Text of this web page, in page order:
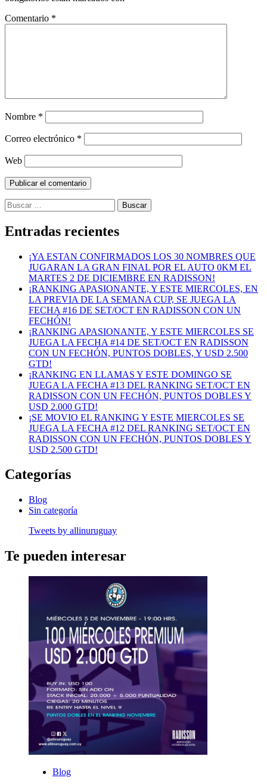
Comentario *
Nombre *
Correo electrónico *
Web
Buscar:
Entradas recientes
¡YA ESTAN CONFIRMADOS LOS 30 NOMBRES QUE
JUGARAN LA GRAN FINAL POR EL AUTO 0KM EL
MARTES 2 DE DICIEMBRE EN RADISSON!
¡RANKING APASIONANTE, Y ESTE MIERCOLES, EN
LA PREVIA DE LA SEMANA CUP, SE JUEGA LA
FECHA #16 DE SET/OCT EN RADISSON CON UN
FECHÓN!
¡RANKING APASIONANTE, Y ESTE MIERCOLES SE
JUEGA LA FECHA #14 DE SET/OCT EN RADISSON
CON UN FECHÓN, PUNTOS DOBLES, Y USD 2.500
GTD!
¡RANKING EN LLAMAS Y ESTE DOMINGO SE
JUEGA LA FECHA #13 DEL RANKING SET/OCT EN
RADISSON CON UN FECHÓN, PUNTOS DOBLES Y
USD 2.000 GTD!
¡SE MOVIO EL RANKING Y ESTE MIERCOLES SE
JUEGA LA FECHA #12 DEL RANKING SET/OCT EN
RADISSON CON UN FECHÓN, PUNTOS DOBLES Y
USD 2.500 GTD!
Categorías
Blog
Sin categoría
Tweets by allinuruguay
Te pueden interesar
Blog